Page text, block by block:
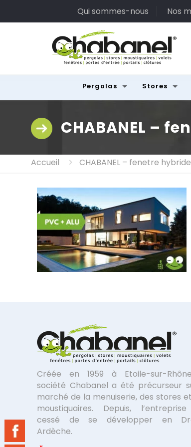
Qui sommes-nous Nos
Pergolas Stores
CHABANEL –
Accueil CHABANEL – fenetre
Créée en 1959 à Etoile-sur-
société Chabanel a été précurseur
marché de la menuiserie, des stores
moustiquaires. Depuis,
cessé de se développer en
Ardèche.